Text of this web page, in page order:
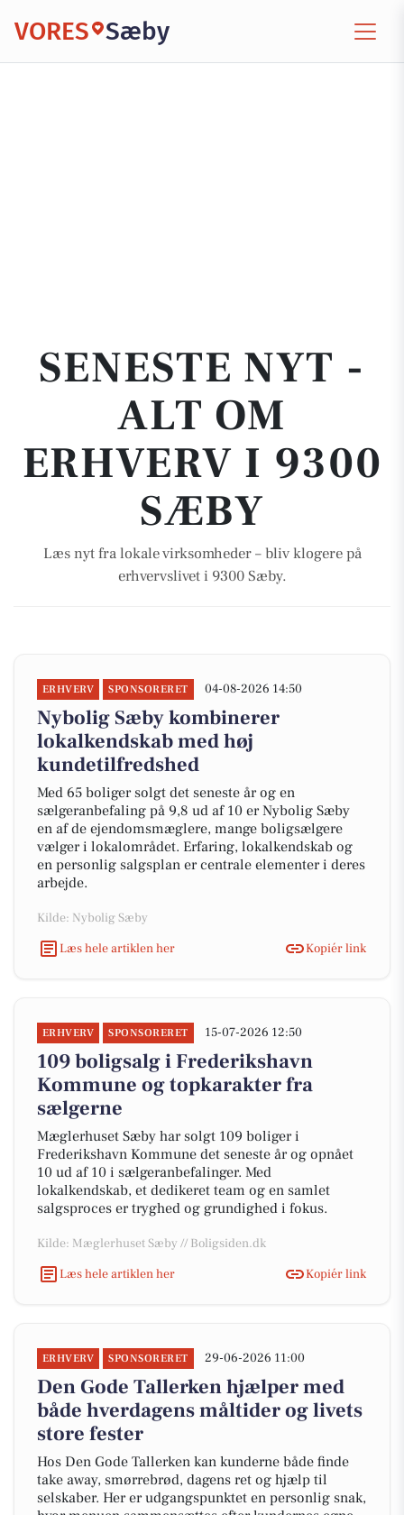
VORES Sæby
SENESTE NYT -
ALT OM
ERHVERV I 9300
SÆBY
Læs nyt fra lokale virksomheder – bliv klogere på
erhvervslivet i 9300 Sæby.
ERHVERV SPONSORERET 04-08-2026 14:50
Nybolig Sæby kombinerer
lokalkendskab med høj
kundetilfredshed
Med 65 boliger solgt det seneste år og en
sælgeranbefaling på 9,8 ud af 10 er Nybolig Sæby
en af de ejendomsmæglere, mange boligsælgere
vælger i lokalområdet. Erfaring, lokalkendskab og
en personlig salgsplan er centrale elementer i deres
arbejde.
Kilde: Nybolig Sæby
Læs hele artiklen her
Kopiér link
ERHVERV SPONSORERET 15-07-2026 12:50
109 boligsalg i Frederikshavn
Kommune og topkarakter fra
sælgerne
Mæglerhuset Sæby har solgt 109 boliger i
Frederikshavn Kommune det seneste år og opnået
10 ud af 10 i sælgeranbefalinger. Med
lokalkendskab, et dedikeret team og en samlet
salgsproces er tryghed og grundighed i fokus.
Kilde: Mæglerhuset Sæby // Boligsiden.dk
Læs hele artiklen her
Kopiér link
ERHVERV SPONSORERET 29-06-2026 11:00
Den Gode Tallerken hjælper med
både hverdagens måltider og livets
store fester
Hos Den Gode Tallerken kan kunderne både finde
take away, smørrebrød, dagens ret og hjælp til
selskaber. Her er udgangspunktet en personlig snak,